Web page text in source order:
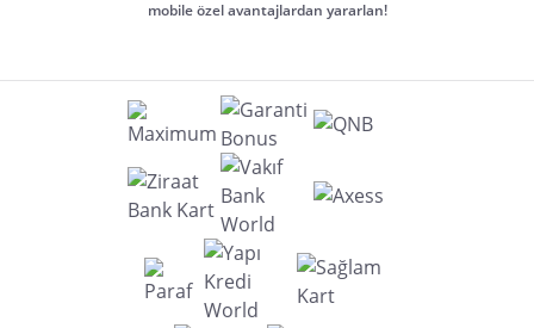
mobile özel avantajlardan yararlan!